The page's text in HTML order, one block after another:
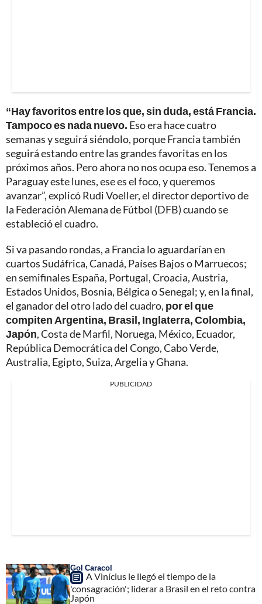
“Hay favoritos entre los que, sin duda, está Francia.
Tampoco es nada nuevo. Eso era hace cuatro
semanas y seguirá siéndolo, porque Francia también
seguirá estando entre las grandes favoritas en los
próximos años. Pero ahora no nos ocupa eso. Tenemos a
Paraguay este lunes, ese es el foco, y queremos
avanzar”, explicó Rudi Voeller, el director deportivo de
la Federación Alemana de Fútbol (DFB) cuando se
estableció el cuadro.
Si va pasando rondas, a Francia lo aguardarían en
cuartos Sudáfrica, Canadá, Países Bajos o Marruecos;
en semifinales España, Portugal, Croacia, Austria,
Estados Unidos, Bosnia, Bélgica o Senegal; y, en la final,
el ganador del otro lado del cuadro, por el que
compiten Argentina, Brasil, Inglaterra, Colombia,
Japón, Costa de Marfil, Noruega, México, Ecuador,
República Democrática del Congo, Cabo Verde,
Australia, Egipto, Suiza, Argelia y Ghana.
PUBLICIDAD
Gol Caracol
A Vinícius le llegó el tiempo de la
'consagración'; liderar a Brasil en el reto contra
Japón